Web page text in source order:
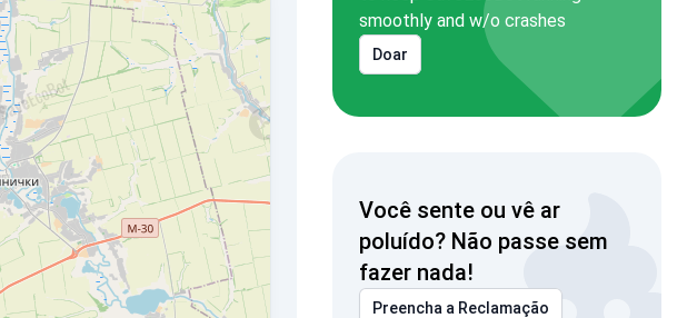
smoothly and w/o crashes
Doar
Você sente ou vê ar
poluído? Não passe sem
fazer nada!
Preencha a Reclamação